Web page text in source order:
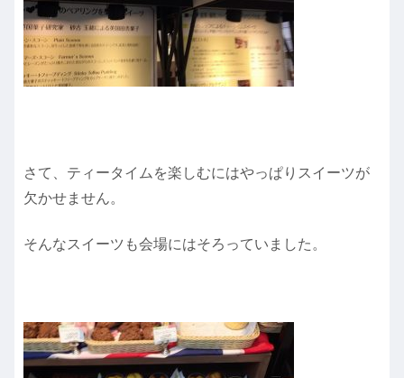
さて、ティータイムを楽しむにはやっぱりスイーツが
欠かせません。
そんなスイーツも会場にはそろっていました。